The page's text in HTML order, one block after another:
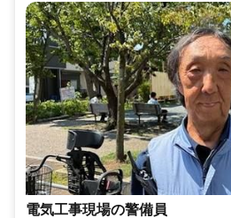
電気工事現場の警備員